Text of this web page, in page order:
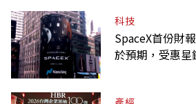
科技
SpaceX首份財
於預期，受惠星